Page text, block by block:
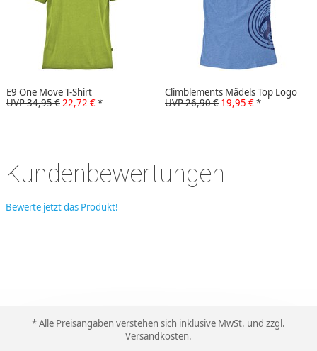
E9 One Move T-Shirt
UVP 34,95 €22,72 €*
Climblements Mädels Top Logo
UVP 26,90 € 19,95 €*
Kundenbewertungen
Bewerte jetzt das Produkt!
* Alle Preisangaben verstehen sich inklusive MwSt. und zzgl.
Versandkosten.